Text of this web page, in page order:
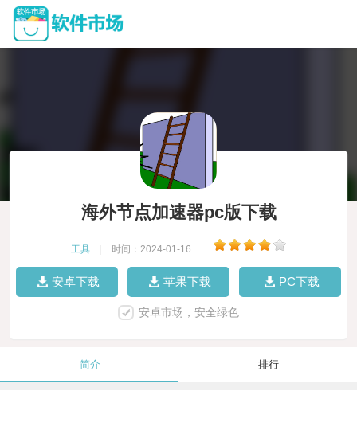
海外节点加速器pc版下载
工具 时间：2024-01-16
安卓下载 苹果下载 PC下载
安卓市场，安全绿色
简介 排行